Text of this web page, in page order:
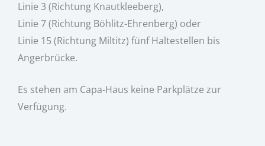
Linie 3 (Richtung Knautkleeberg),
Linie 7 (Richtung Böhlitz-Ehrenberg) oder
Linie 15 (Richtung Miltitz) fünf Haltestellen bis
Angerbrücke.
Es stehen am Capa-Haus keine Parkplätze zur
Verfügung.